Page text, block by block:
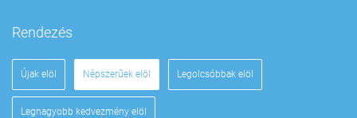
Rendezés
Újak elöl Népszerűek elöl Legolcsóbbak elöl
Legnagyobb kedvezmény elöl